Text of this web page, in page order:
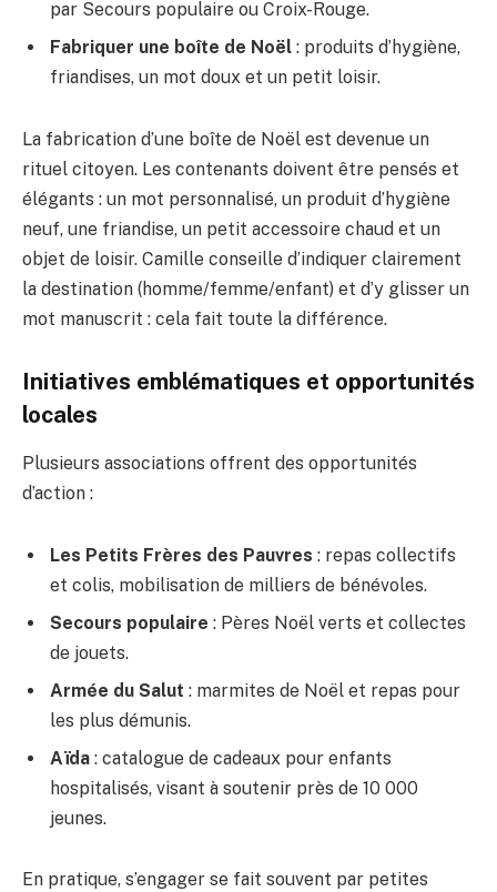
par Secours populaire ou Croix-Rouge.
Fabriquer une boîte de Noël : produits d’hygiène,
friandises, un mot doux et un petit loisir.
La fabrication d’une boîte de Noël est devenue un
rituel citoyen. Les contenants doivent être pensés et
élégants : un mot personnalisé, un produit d’hygiène
neuf, une friandise, un petit accessoire chaud et un
objet de loisir. Camille conseille d’indiquer clairement
la destination (homme/femme/enfant) et d’y glisser un
mot manuscrit : cela fait toute la différence.
Initiatives emblématiques et opportunités
locales
Plusieurs associations offrent des opportunités
d’action :
Les Petits Frères des Pauvres : repas collectifs
et colis, mobilisation de milliers de bénévoles.
Secours populaire : Pères Noël verts et collectes
de jouets.
Armée du Salut : marmites de Noël et repas pour
les plus démunis.
Aïda : catalogue de cadeaux pour enfants
hospitalisés, visant à soutenir près de 10 000
jeunes.
En pratique, s’engager se fait souvent par petites